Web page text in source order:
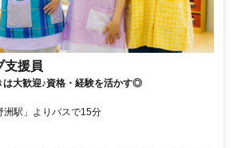
支援員
は大歓迎♪資格・経験を活かす◎
洲駅」よりバスで15分